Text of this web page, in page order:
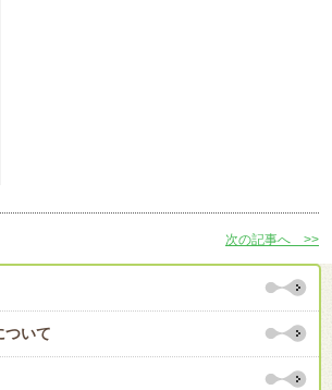
次の記事へ >>
ついて